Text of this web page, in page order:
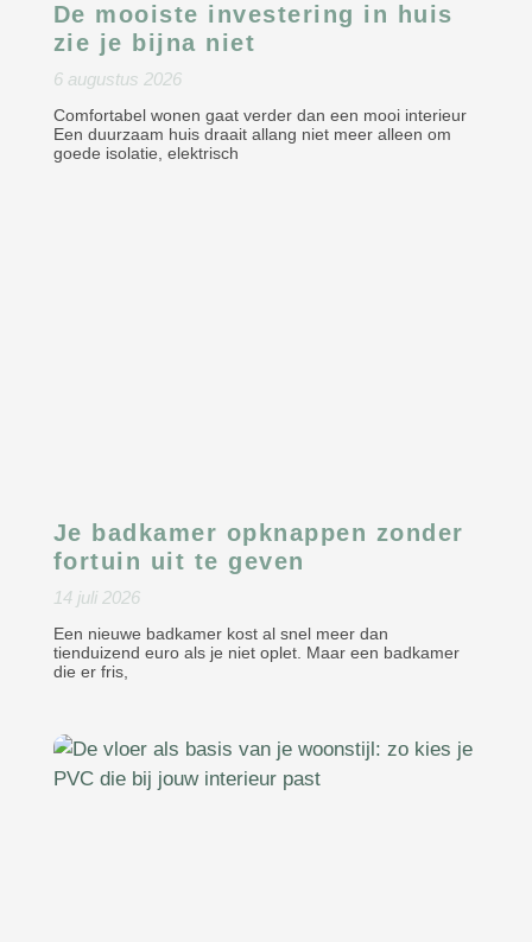
De mooiste investering in huis
zie je bijna niet
6 augustus 2026
Comfortabel wonen gaat verder dan een mooi interieur
Een duurzaam huis draait allang niet meer alleen om
goede isolatie, elektrisch
Je badkamer opknappen zonder
fortuin uit te geven
14 juli 2026
Een nieuwe badkamer kost al snel meer dan
tienduizend euro als je niet oplet. Maar een badkamer
die er fris,